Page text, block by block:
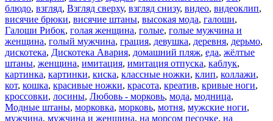
блюдо, взгляд, Взгляд сверху, взгляд снизу, видео, видеоклип,
висячие брюки, висячие штаны, высокая мода, галоши,
Галоши Рибок, голая женщина, голые, голые мужчина и
женщина, голый мужчина, грация, девушка, деревня, дерьмо,
дискотека, Дискотека Авария, домашний пляж, еда, жёлтые
штаны, женщина, имитация, имитация отпуска, каблук,
картинка, картинки, киска, классные ножки, клип, коллажи,
кот, кошка, красивые ножки, красота, креатив, кривые ноги,
кроссовки, лосины, Любовь - морковь, мода, модница,
Модные штаны, морковка, морковь, мотня, мужские ноги,
мужчина, мужчина и женщина, на морсом песочке, на